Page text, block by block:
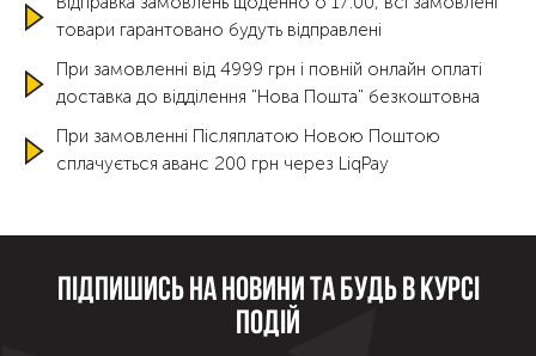
товари гарантовано будуть відправлені
При замовленні від 4999 грн і повній онлайн оплаті
доставка до відділення "Нова Пошта" безкоштовна
При замовленні Післяплатою Новою Поштою
сплачується аванс 200 грн через LiqPay
Підпишись на новини та будь в курсі
подій